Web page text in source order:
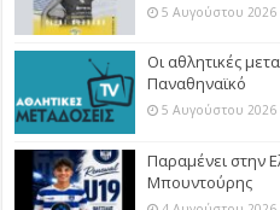
5 Αυγούστου 2026
Οι αθλητικές
Παναθηναϊκό
5 Αυγούστου 2026
Παραμένει στην
Μπουντούρης